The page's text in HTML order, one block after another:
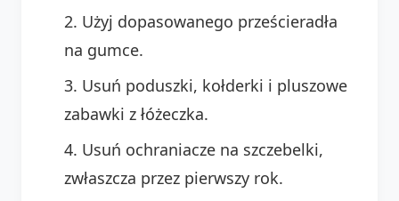
Użyj dopasowanego prześcieradła
na gumce.
Usuń poduszki, kołderki i pluszowe
zabawki z łóżeczka.
Usuń ochraniacze na szczebelki,
zwłaszcza przez pierwszy rok.